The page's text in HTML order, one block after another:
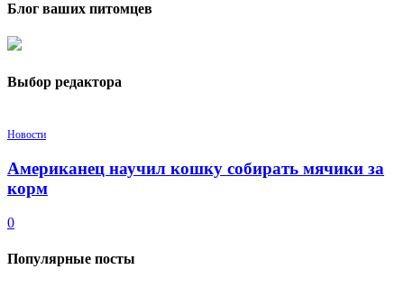
Блог ваших питомцев
Выбор редактора
Новости
Американец научил кошку собирать мячики за
корм
0
Популярные посты